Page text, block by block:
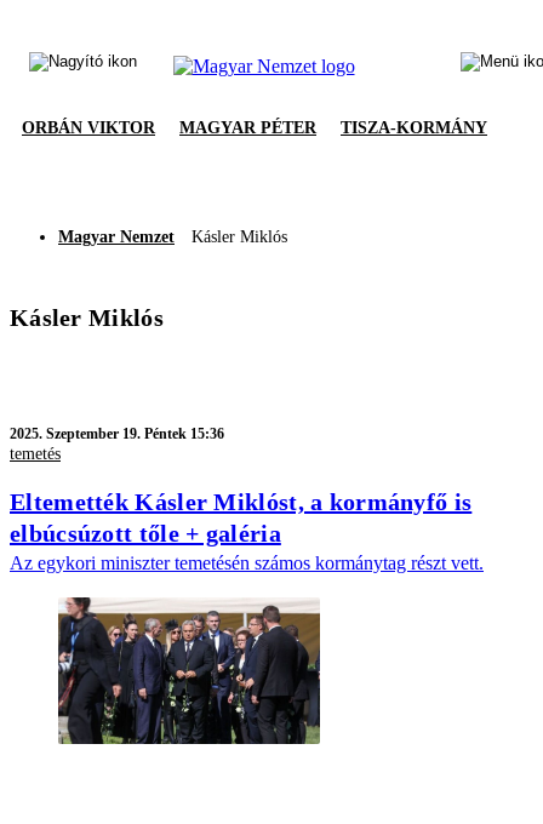
ORBÁN VIKTOR MAGYAR PÉTER TISZA-KORMÁNY
Magyar Nemzet Kásler Miklós
Kásler Miklós
2025. Szeptember 19. Péntek 15:36
temetés
Eltemették Kásler Miklóst, a kormányfő is
elbúcsúzott tőle + galéria
Az egykori miniszter temetésén számos kormánytag részt vett.